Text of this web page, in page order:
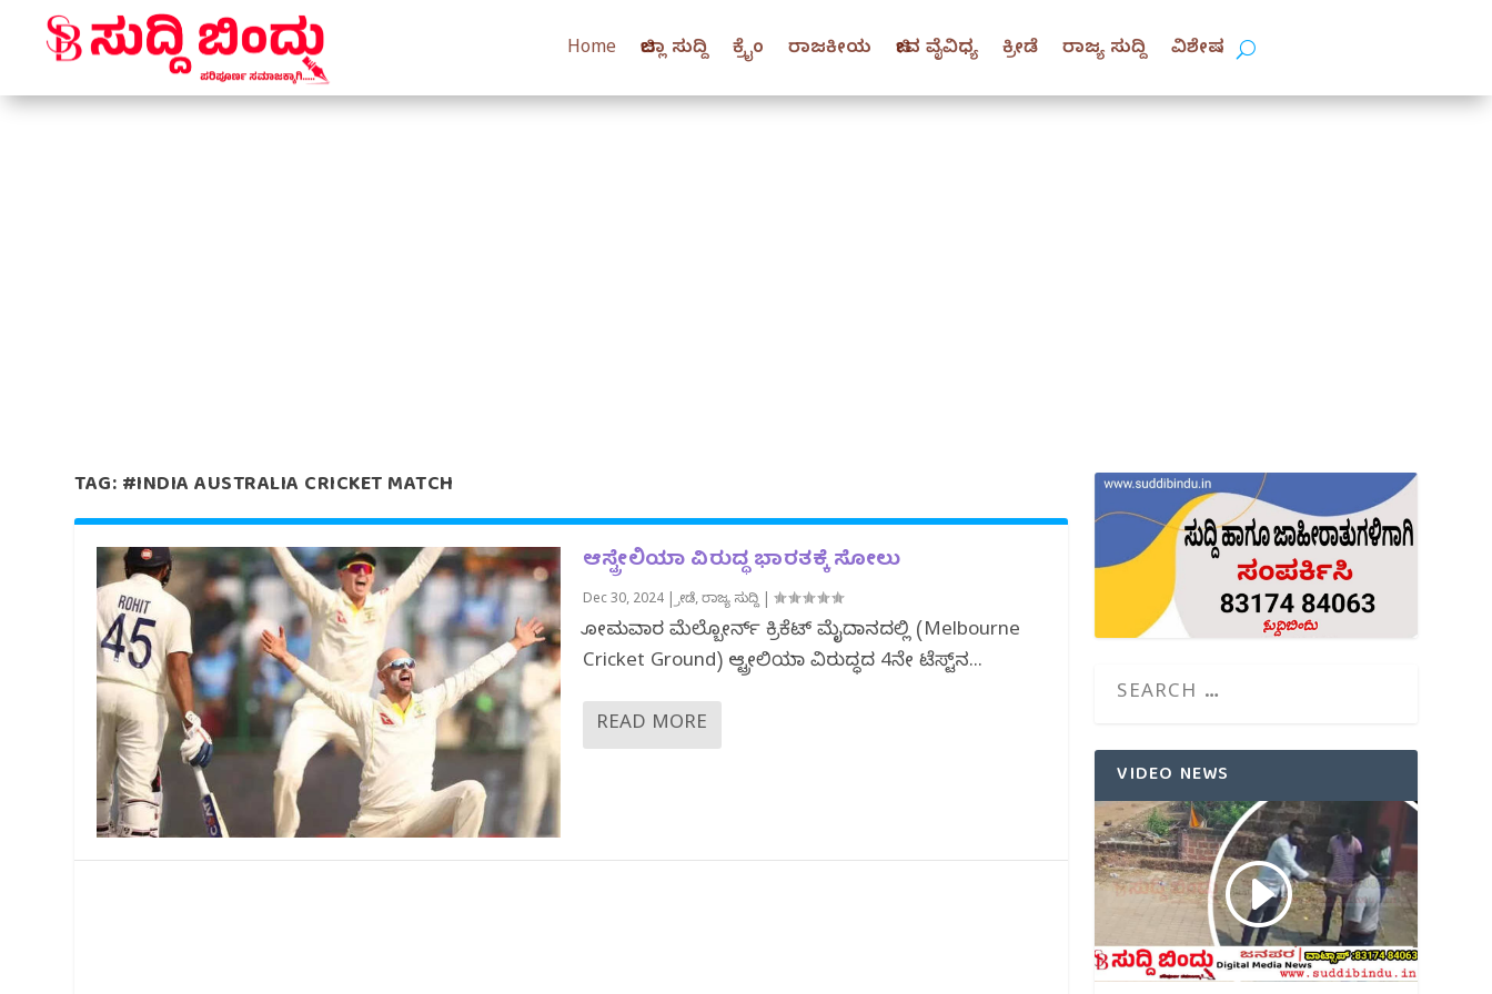
Home ಜಿಲ್ಲಾ ಸುದ್ದಿ ಕ್ರೈಂ ರಾಜಕೀಯ ಜೀವ ವೈವಿಧ್ಯ ಕ್ರೀಡೆ ರಾಜ್ಯ ಸುದ್ದಿ ವಿಶೇಷ
TAG:#INDIA AUSTRALIA CRICKET MATCH
ಆಸ್ಟ್ರೇಲಿಯಾ ವಿರುದ್ಧ ಭಾರತಕ್ಕೆ ಸೋಲು
Dec 30, 2024|ಕ್ರೀಡೆ,ರಾಜ್ಯ ಸುದ್ದಿ|
ಸೋಮವಾರ ಮೆಲ್ಬೋರ್ನ್ ಕ್ರಿಕೆಟ್ ಮೈದಾನದಲ್ಲಿ (Melbourne
Cricket Ground) ಆಸ್ಟ್ರೇಲಿಯಾ ವಿರುದ್ಧದ 4ನೇ ಟೆಸ್ಟ್‌ನ...
READ MORE
VIDEO NEWS